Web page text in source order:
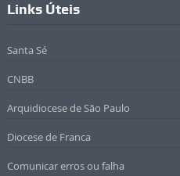
Links Úteis
Santa Sé
CNBB
Arquidiocese de São Paulo
Diocese de Franca
Comunicar erros ou falha